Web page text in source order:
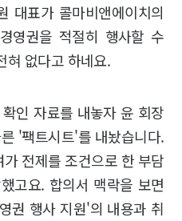
대표가 콜마비앤에이치의
영권을 적절히 행사할 수
혀 없다고 하네요.
인 자료를 내놓자 윤 회장
'팩트시트'를 내놨습니다.
전제를 조건으로 한 부담
고요. 합의서 맥락을 보면
권 행사 지원'의 내용과 취